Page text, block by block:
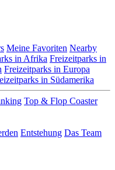
Meine Favoriten Nearby
in Afrika Freizeitparks in
Freizeitparks in Europa
in Südamerika
Top & Flop Coaster
Entstehung Das Team